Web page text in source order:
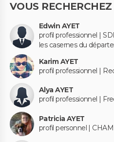
VOUS
Edwin AYET
profil professionnel |
les casernes du
Karim AYET
profil professionnel |
Alya AYET
profil professionnel |
Patricia AYET
profil personnel |